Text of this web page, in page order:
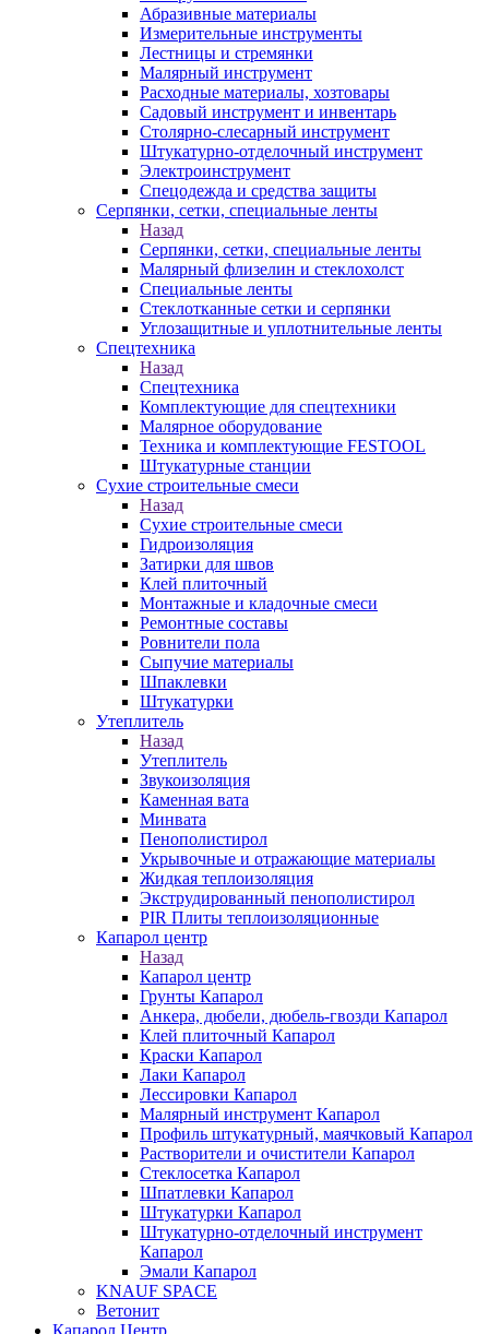
Абразивные материалы
Измерительные инструменты
Лестницы и стремянки
Малярный инструмент
Расходные материалы, хозтовары
Садовый инструмент и инвентарь
Столярно-слесарный инструмент
Штукатурно-отделочный инструмент
Электроинструмент
Спецодежда и средства защиты
Серпянки, сетки, специальные ленты
Назад
Серпянки, сетки, специальные ленты
Малярный флизелин и стеклохолст
Специальные ленты
Стеклотканные сетки и серпянки
Углозащитные и уплотнительные ленты
Спецтехника
Назад
Спецтехника
Комплектующие для спецтехники
Малярное оборудование
Техника и комплектующие FESTOOL
Штукатурные станции
Сухие строительные смеси
Назад
Сухие строительные смеси
Гидроизоляция
Затирки для швов
Клей плиточный
Монтажные и кладочные смеси
Ремонтные составы
Ровнители пола
Сыпучие материалы
Шпаклевки
Штукатурки
Утеплитель
Назад
Утеплитель
Звукоизоляция
Каменная вата
Минвата
Пенополистирол
Укрывочные и отражающие материалы
Жидкая теплоизоляция
Экструдированный пенополистирол
PIR Плиты теплоизоляционные
Капарол центр
Назад
Капарол центр
Грунты Капарол
Анкера, дюбели, дюбель-гвозди Капарол
Клей плиточный Капарол
Краски Капарол
Лаки Капарол
Лессировки Капарол
Малярный инструмент Капарол
Профиль штукатурный, маячковый Капарол
Растворители и очистители Капарол
Cтеклосетка Капарол
Шпатлевки Капарол
Штукатурки Капарол
Штукатурно-отделочный инструмент
Капарол
Эмали Капарол
KNAUF SPACE
Ветонит
Капарол Центр